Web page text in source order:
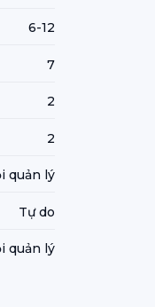
6-12
7
2
2
quản lý
Tự do
quản lý